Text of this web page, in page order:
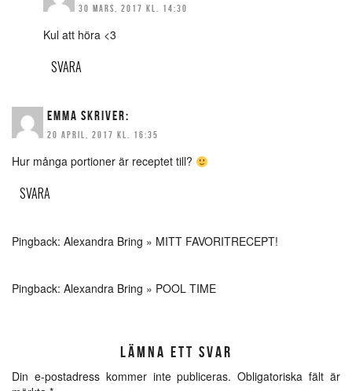
30 MARS, 2017 KL. 14:30
Kul att höra <3
SVARA
EMMA SKRIVER:
20 APRIL, 2017 KL. 16:35
Hur många portioner är receptet till?
SVARA
Pingback: Alexandra Bring » MITT FAVORITRECEPT!
Pingback: Alexandra Bring » POOL TIME
LÄMNA ETT SVAR
Din e-postadress kommer inte publiceras. Obligatoriska fält är